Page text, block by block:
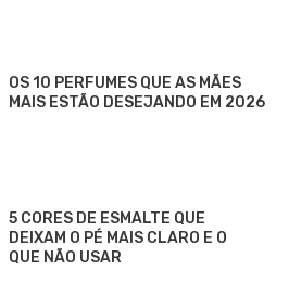
OS 10 PERFUMES QUE AS MÃES
MAIS ESTÃO DESEJANDO EM 2026
5 CORES DE ESMALTE QUE
DEIXAM O PÉ MAIS CLARO E O
QUE NÃO USAR